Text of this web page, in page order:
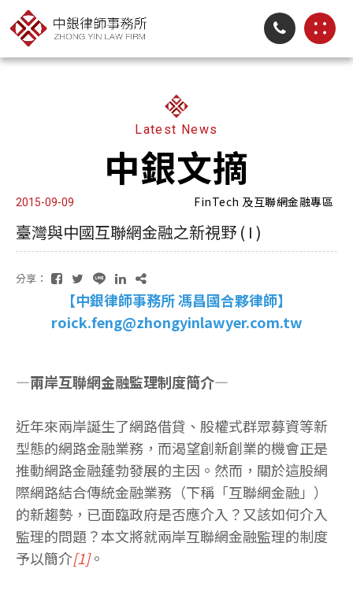
Latest News
中銀文摘
2015-09-09 FinTech 及互聯網金融專區
臺灣與中國互聯網金融之新視野 ( I )
分享：
【中銀律師事務所 馮昌國合夥律師】
roick.feng@zhongyinlawyer.com.tw
—兩岸互聯網金融監理制度簡介—
近年來兩岸誕生了網路借貸、股權式群眾募資等新
型態的網路金融業務，而渴望創新創業的機會正是
推動網路金融蓬勃發展的主因。然而，關於這股網
際網路結合傳統金融業務（下稱「互聯網金融」）
的新趨勢，已面臨政府是否應介入？又該如何介入
監理的問題？本文將就兩岸互聯網金融監理的制度
予以簡介[1]。